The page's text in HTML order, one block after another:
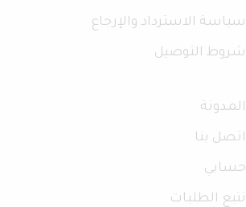
سياسة الاسترداد والإرجاع
شروط التوصيل
المدونة
اتصل بنا
حسابي
تتبع الطلبات